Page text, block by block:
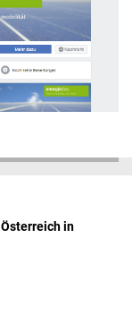
in